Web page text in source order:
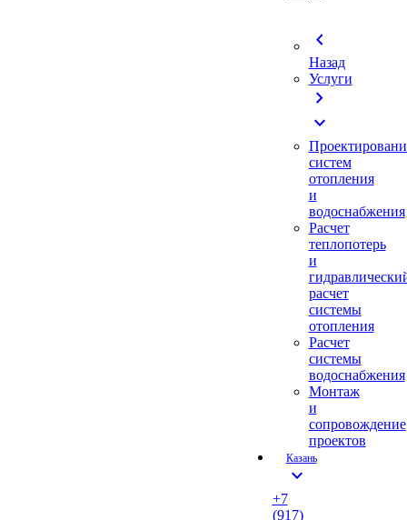
chevron_left
Назад
Услуги
chevron_right
expand_more
систем
отопления
и
водоснабжения
Расчет
теплопотерь
и
расчет
системы
отопления
Расчет
системы
водоснабжения
Монтаж
и
сопровождение
проектов
Казань
expand_more
+7
(917)